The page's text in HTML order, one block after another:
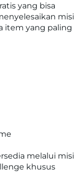
yang bisa
misi
item yang paling
melalui misi
khusus